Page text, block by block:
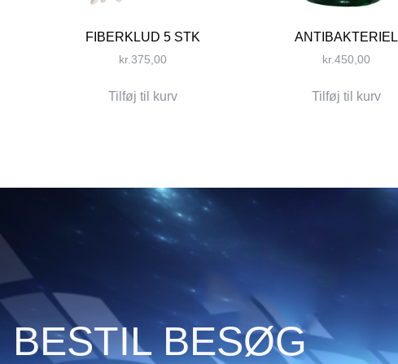
FIBERKLUD 5 STK
kr.375,00
Tilføj til kurv
ANTIBAKTERIEL
kr.450,00
Tilføj til kurv
BESTIL BESØG